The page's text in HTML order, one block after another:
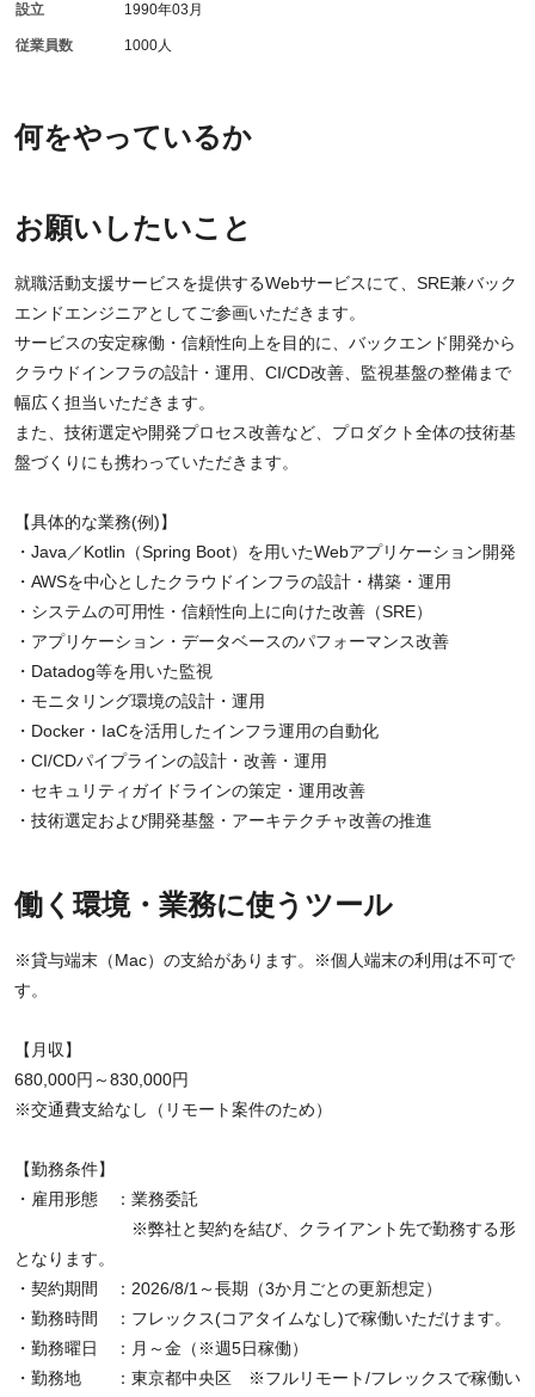
何をやっているか
お願いしたいこと
就職活動支援サービスを提供するWebサービスにて、SRE兼バック
エンドエンジニアとしてご参画いただきます。
サービスの安定稼働・信頼性向上を目的に、バックエンド開発から
クラウドインフラの設計・運用、CI/CD改善、監視基盤の整備まで
幅広く担当いただきます。
また、技術選定や開発プロセス改善など、プロダクト全体の技術基
盤づくりにも携わっていただきます。
【具体的な業務(例)】
・Java／Kotlin（Spring Boot）を用いたWebアプリケーション開発
・AWSを中心としたクラウドインフラの設計・構築・運用
・システムの可用性・信頼性向上に向けた改善（SRE）
・アプリケーション・データベースのパフォーマンス改善
・Datadog等を用いた監視
・モニタリング環境の設計・運用
・Docker・IaCを活用したインフラ運用の自動化
・CI/CDパイプラインの設計・改善・運用
・セキュリティガイドラインの策定・運用改善
・技術選定および開発基盤・アーキテクチャ改善の推進
働く環境・業務に使うツール
※貸与端末（Mac）の支給があります。※個人端末の利用は不可で
す。
【月収】
680,000円～830,000円
※交通費支給なし（リモート案件のため）
【勤務条件】
・雇用形態 ：業務委託
※弊社と契約を結び、クライアント先で勤務する形
となります。
・契約期間 ：2026/8/1～長期（3か月ごとの更新想定）
・勤務時間 ：フレックス(コアタイムなし)で稼働いただけます。
・勤務曜日 ：月～金（※週5日稼働）
・勤務地 ：東京都中央区 ※フルリモート/フレックスで稼働い
設立 1990年03月
従業員数 1000人